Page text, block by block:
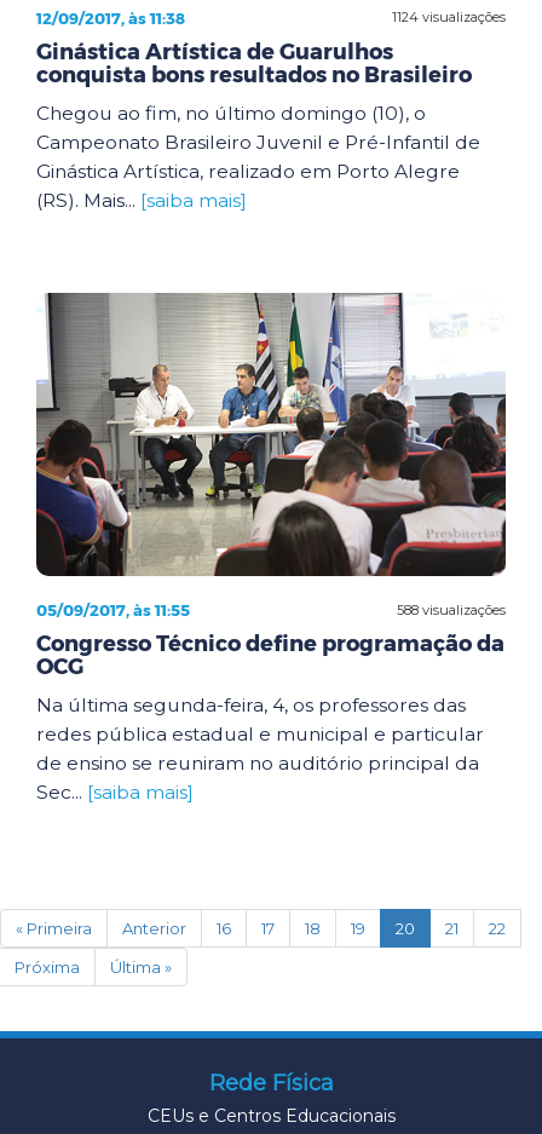
1124 visualizações
12/09/2017, às 11:38
Ginástica Artística de Guarulhos
conquista bons resultados no Brasileiro
Chegou ao fim, no último domingo (10), o
Campeonato Brasileiro Juvenil e Pré-Infantil de
Ginástica Artística, realizado em Porto Alegre
(RS). Mais... [saiba mais]
588 visualizações
05/09/2017, às 11:55
Congresso Técnico define programação da
OCG
Na última segunda-feira, 4, os professores das
redes pública estadual e municipal e particular
de ensino se reuniram no auditório principal da
Sec... [saiba mais]
« Primeira Anterior 16 17 18 19 20 (current)
21
22
Próxima
Última »
Rede Física
CEUs e Centros Educacionais